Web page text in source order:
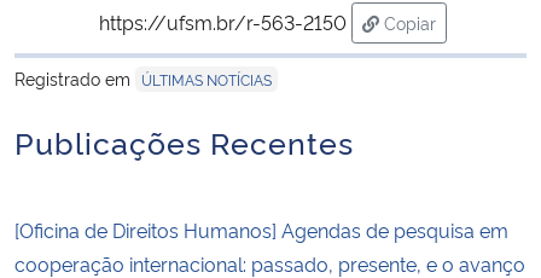
Banco Central do Brasil
https://ufsm.br/r-563-2150
Copiar
para área de
Registrado em
ÚLTIMAS NOTÍCIAS
Publicações Recentes
[Oficina de Direitos Humanos] Agendas de pesquisa em
cooperação internacional: passado, presente, e o avanço